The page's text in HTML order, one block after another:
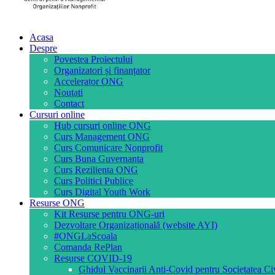
Acasa
Despre
Povestea Proiectului
Organizatori și finanțator
Accelerator ONG
Noutati
Contact
Cursuri online
Hub cursuri online ONG
Curs Management ONG
Curs Comunicare Nonprofit
Curs Buna Guvernanta
Curs Rezilienta ONG
Curs Politici Publice
Curs Digital Youth Work
Resurse ONG
Kit Resurse pentru ONG-uri
Dezvoltare Organizațională (website AYI)
#ONGLaScoala
Comanda RePlan
Resurse COVID-19
Ghidul Vaccinarii Anti-Covid pentru Societatea